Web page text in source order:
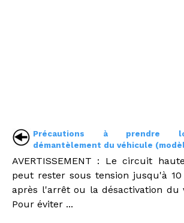
Précautions à prendre
démantèlement du véhicule
AVERTISSEMENT : Le circuit
peut rester sous tension jusqu'à
après l'arrêt ou la désactivation du
Pour éviter ...